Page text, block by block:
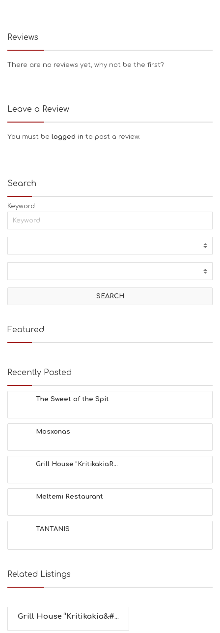
Reviews
There are no reviews yet, why not be the first?
Leave a Review
You must be logged in to post a review.
Search
Keyword
Featured
Recently Posted
The Sweet of the Spit
Mosxonas
Grill House “KritikakiaR...
Meltemi Restaurant
TANTANIS
Related Listings
Grill House “Kritikakia&#...